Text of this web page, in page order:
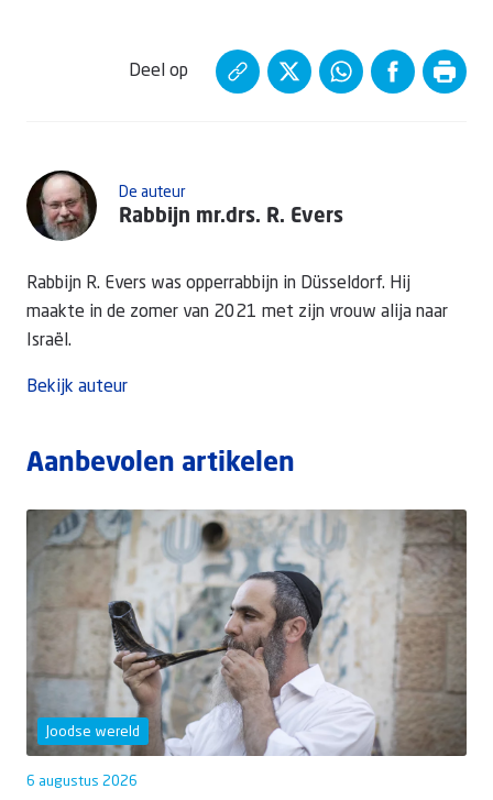
De auteur
Rabbijn mr.drs. R. Evers
Rabbijn R. Evers was opperrabbijn in Düsseldorf. Hij
maakte in de zomer van 2021 met zijn vrouw alija naar
Israël.
Bekijk auteur
Deel op
Aanbevolen artikelen
Joodse wereld
6 augustus 2026